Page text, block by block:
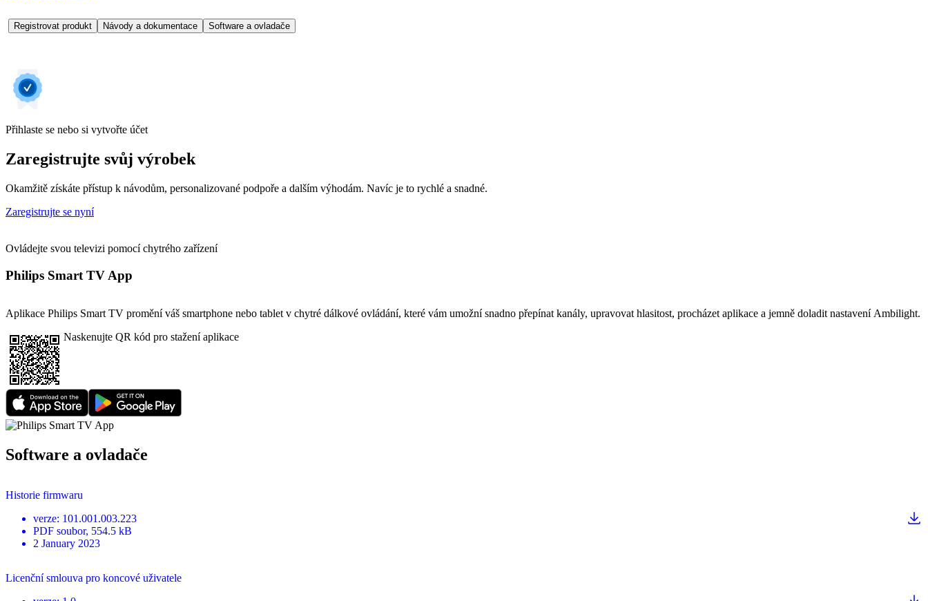
Registrovat produkt Návody a dokumentace Software a ovladače
Přihlaste se nebo si vytvořte účet
Zaregistrujte svůj výrobek
Okamžitě získáte přístup k návodům, personalizované podpoře a dalším výhodám. Navíc je to rychlé a snadné.
Zaregistrujte se nyní
Ovládejte svou televizi pomocí chytrého zařízení
Philips Smart TV App
Aplikace Philips Smart TV promění váš smartphone nebo tablet v chytré dálkové ovládání, které vám umožní snadno přepínat kanály, upravovat hlasitost, procházet aplikace a jemně doladit nastavení Ambilight.
Naskenujte QR kód pro stažení aplikace
Software a ovladače
Historie firmwaru
verze: 101.001.003.223
PDF soubor, 554.5 kB
2 January 2023
Licenční smlouva pro koncové uživatele